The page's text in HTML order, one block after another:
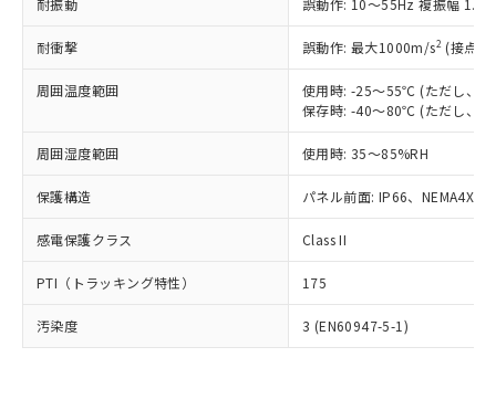
耐振動 誤動作: 10～55Hz 複振幅
耐衝撃 誤動作: 最大1000m/s2 (接点
周囲温度範囲
使用時: -25～55℃ (ただし、氷
保存時: -40～80℃ (ただし、氷
周囲湿度範囲 使用時: 35～85%RH
保護構造 パネル前面: IP66、NEMA4X,
感電保護クラス Class II
PTI（トラッキング特性） 175
汚染度 3 (EN60947-5-1)
正式な納期状況および標準価格はお客
様のお取引先、またはお客様担当のオ
ムロン制御機器販売店・当社販売員に
オムロン制御機器販売店や当社販売拠
販売ネットワーク
」をご確認
在庫状況および標準価格結果を当社の
事前の承諾なく第三者に漏洩または開
示しないようお願いします。
マイパーツ機能（部品リスト作成サー
ビス）をご利用いただくには、I-Web
メンバーズにご登録されている必要が
お客様が当ウェブサイト上で当社にご
但し、RoHS指令で産業用監視および制御機器に対する
適用除外項目は除く。
フタル酸エステル類の４物質については閾値を超える意
図的な使用がないことを確認しています。
部品在庫の切り替え状況などにより、予定
月が前後することがあります。
※3 非含有証明書ダウンロード
DBP(フタル酸ジブチル) : 1000ppm、 DIBP(フタル酸ジ
イソブチル) : 1000ppm、 BBP(フタル酸ブチルベンジ
DEHP(フタル酸ビス(2-エチルヘキシル)) : 1000ppm
準値以下であることを示します。
「10」：通常の使用状況下において有害物
質が外部に漏えいし、環境に深刻な影響を
及ぼさない年数を意味します。
「－」：未確認です。当社販売部門へお問
全に破砕するなど、違法に輸出されな
いよう必要な手段を講じます。
当社は貴社製品を、核兵器、ミサイ
ル、化学兵器、生物兵器またはその他
武器並びにこれらの製造装置等に一切
当社は、貴社製品を第三者に販売する
場合は、上記1、2および3の内容を当
該第三者に通知します。また当社は、
販売先および販売に係わる関係者が違
法に輸出するおそれがある場合は、取
り引きをいたしません。
一定数には満たないが在庫あり
－
在庫なし(最新の在庫状況につ
いては、お客様のお取引先、ま
たはお客様担当のオムロン制御
機器販売店・当社販売員にご確
空
受注生産機種、また在庫状況の
情報を公開していない機種